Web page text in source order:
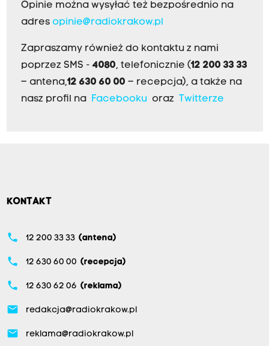
Opinie można wysyłać też bezpośrednio na
adres opinie@radiokrakow.pl
Zapraszamy również do kontaktu z nami
poprzez SMS - 4080, telefonicznie (12 200 33 33
– antena,12 630 60 00 – recepcja), a także na
nasz profil na
Facebookuoraz Twitterze
KONTAKT
phone 12 200 33 33 (antena)
phone 12 630 60 00 (recepcja)
phone 12 630 62 06 (reklama)
email redakcja@radiokrakow.pl
email reklama@radiokrakow.pl